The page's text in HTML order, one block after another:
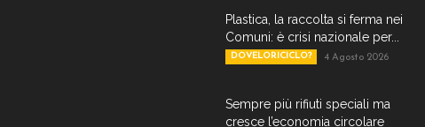
Plastica, la raccolta si ferma nei
Comuni: è crisi nazionale per...
DOVELORICICLO? 4 Agosto 2026
Sempre più rifiuti speciali ma
cresce l’economia circolare